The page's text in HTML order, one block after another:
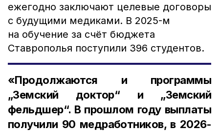
ежегодно заключают целевые договоры
с будущими медиками. В 2025-м
на обучение за счёт бюджета
Ставрополья поступили 396 студентов.
«Продолжаются и программы
„Земский доктор“ и „Земский
фельдшер“. В прошлом году выплаты
получили 90 медработников, в 2026-